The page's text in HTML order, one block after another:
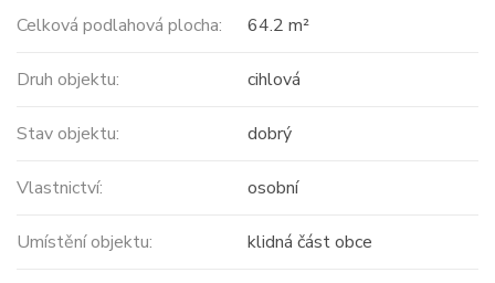
Celková podlahová plocha: 64.2 m²
Druh objektu: cihlová
Stav objektu: dobrý
Vlastnictví: osobní
Umístění objektu: klidná část obce